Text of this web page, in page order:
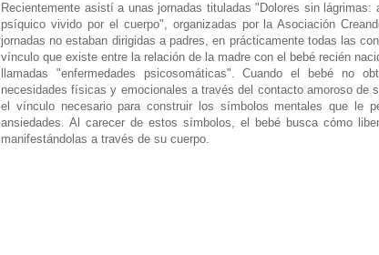
Recientemente asistí a unas jornadas tituladas "Dolores sin lágrimas:
psíquico vivido por el cuerpo", organizadas por la Asociación
jornadas no estaban dirigidas a padres, en prácticamente todas las
vínculo que existe entre la relación de la madre con el bebé recién
llamadas "enfermedades psicosomáticas". Cuando el bebé no
necesidades físicas y emocionales a través del contacto amoroso de
el vínculo necesario para construir los símbolos mentales que le
ansiedades. Al carecer de estos símbolos, el bebé busca cómo
manifestándolas a través de su cuerpo.